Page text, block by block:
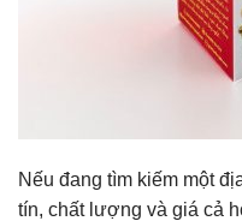
Nếu đang tìm kiếm một
tín, chất lượng và giá cả